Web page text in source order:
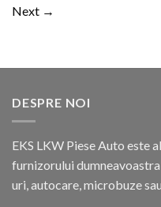
Next →
DESPRE NOI
EKS LKW Piese Auto este
furnizorului
uri, autocare, microbuze